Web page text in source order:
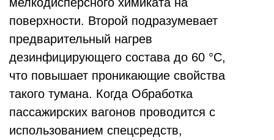
поверхности. Второй подразумевает
предварительный нагрев
дезинфицирующего состава до 60 °С,
что повышает проникающие свойства
такого тумана. Когда Обработка
пассажирских вагонов проводится с
использованием спецсредств,